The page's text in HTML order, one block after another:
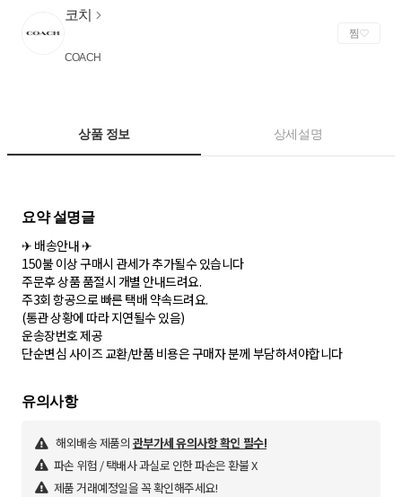
코치
COACH
찜
상품 정보 상세설명
요약 설명글
✈ 배송안내 ✈
150불 이상 구매시 관세가 추가될수 있습니다
주문후 상품 품절시 개별 안내드려요.
주3회 항공으로 빠른 택배 약속드려요.
(통관 상황에 따라 지연될수 있음)
운송장번호 제공
단순변심 사이즈 교환/반품 비용은 구매자 분께 부담하셔야합니다
유의사항
해외배송 제품의 관부가세 유의사항 확인 필수!
파손 위험 / 택배사 과실로 인한 파손은 환불 X
제품 거래예정일을 꼭 확인해주세요!